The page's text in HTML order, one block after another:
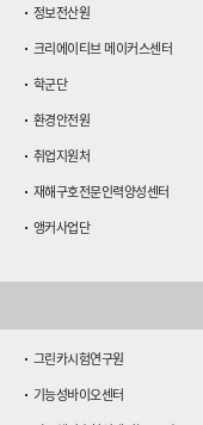
정보전산원
크리에이티브 메이커스센터
학군단
환경안전원
취업지원처
재해구호전문인력양성센터
앵커사업단
그린카시험연구원
기능성바이오센터